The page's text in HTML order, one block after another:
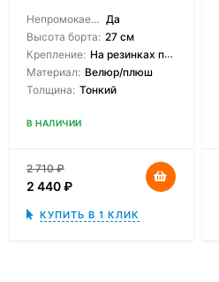
Непромокаемый: Да
Высота борта: 27 см
Крепление: На резинках по углам
Материал: Велюр/плюш
Толщина: Тонкий
В НАЛИЧИИ
2 710₽
2 440₽
КУПИТЬ В 1 КЛИК